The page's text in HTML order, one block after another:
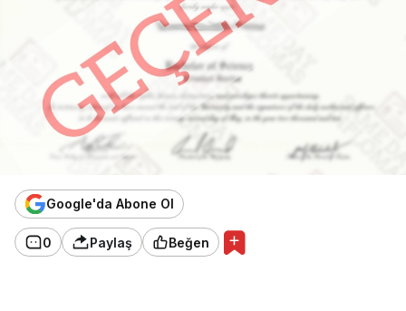
Google'da Abone Ol
0 Paylaş Beğen